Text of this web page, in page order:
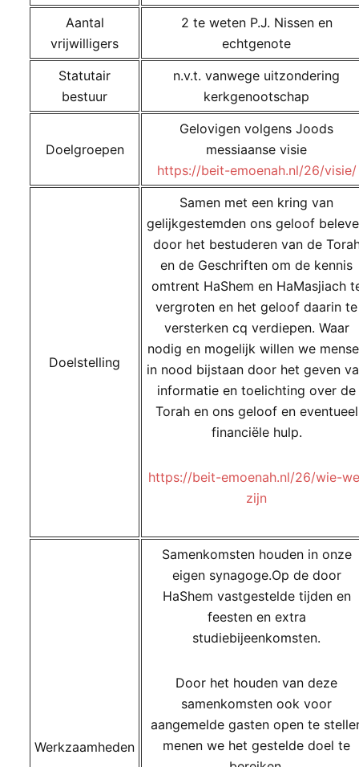
Aantal
vrijwilligers
2 te weten P.J. Nissen en
echtgenote
Statutair
bestuur
n.v.t. vanwege uitzondering
kerkgenootschap
Doelgroepen
Gelovigen volgens Joods
messiaanse visie
https://beit-emoenah.nl/26/visie/
Doelstelling
Samen met een kring van
gelijkgestemden ons geloof
door het bestuderen van de
en de Geschriften om de kennis
omtrent HaShem en HaMasjiach
vergroten en het geloof daarin te
versterken cq verdiepen. Waar
nodig en mogelijk willen we
in nood bijstaan door het geven
informatie en toelichting over de
Torah en ons geloof en eventueel
financiële hulp.
https://beit-emoenah.nl/26/wie-
zijn
Werkzaamheden
Samenkomsten houden in onze
eigen synagoge.Op de door
HaShem vastgestelde tijden en
feesten en extra
studiebijeenkomsten.
Door het houden van deze
samenkomsten ook voor
aangemelde gasten open te
menen we het gestelde doel te